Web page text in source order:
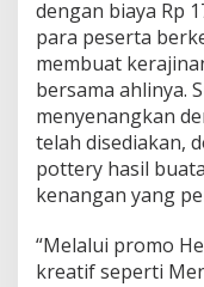
dengan biaya Rp
para peserta
membuat
bersama ahlinya.
menyenangkan
telah disediakan,
pottery hasil
kenangan yang
“Melalui promo
kreatif seperti